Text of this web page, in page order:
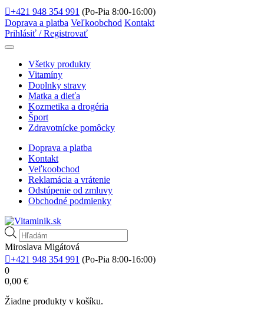
+421 948 354 991 (Po-Pia 8:00-16:00)
Doprava a platba Veľkoobchod Kontakt
Prihlásiť / Registrovať
Všetky produkty
Vitamíny
Doplnky stravy
Matka a dieťa
Kozmetika a drogéria
Šport
Zdravotnícke pomôcky
Doprava a platba
Kontakt
Veľkoobchod
Reklamácia a vrátenie
Odstúpenie od zmluvy
Obchodné podmienky
Products
search
Miroslava Migátová
+421 948 354 991 (Po-Pia 8:00-16:00)
0
0,00 €
Žiadne produkty v košíku.